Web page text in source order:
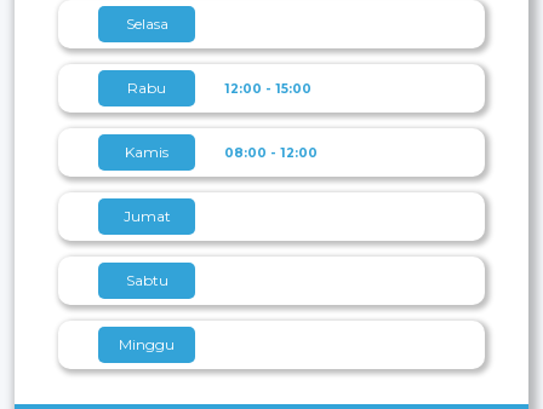
Selasa
Rabu 12:00 - 15:00
Kamis 08:00 - 12:00
Jumat
Sabtu
Minggu